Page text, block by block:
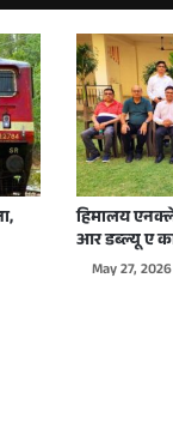
लैंड फैंटसी
सेफ राइड’ तेज, ई-
के लाभार्थियों को
हिमालय
आर डब्ल्यू ए
May 27, 2026